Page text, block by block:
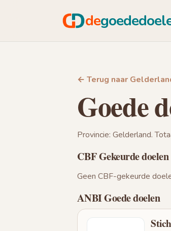
de
← Terug naar
Goede
Provincie: Gelderland.
CBF Gekeurde doelen
Geen CBF-gekeurde
ANBI Goede doelen